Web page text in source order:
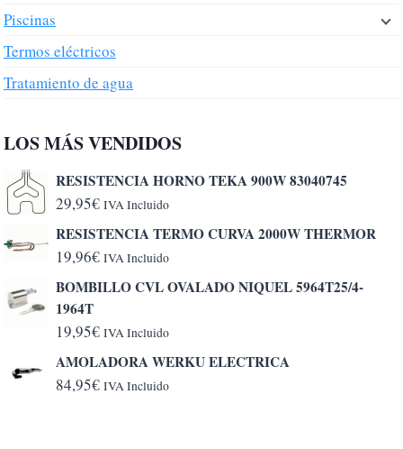
Piscinas
Termos eléctricos
Tratamiento de agua
LOS MÁS VENDIDOS
RESISTENCIA HORNO TEKA 900W 83040745
29,95€ IVA Incluido
RESISTENCIA TERMO CURVA 2000W THERMOR
19,96€ IVA Incluido
BOMBILLO CVL OVALADO NIQUEL 5964T25/4-
1964T
19,95€ IVA Incluido
AMOLADORA WERKU ELECTRICA
84,95€ IVA Incluido